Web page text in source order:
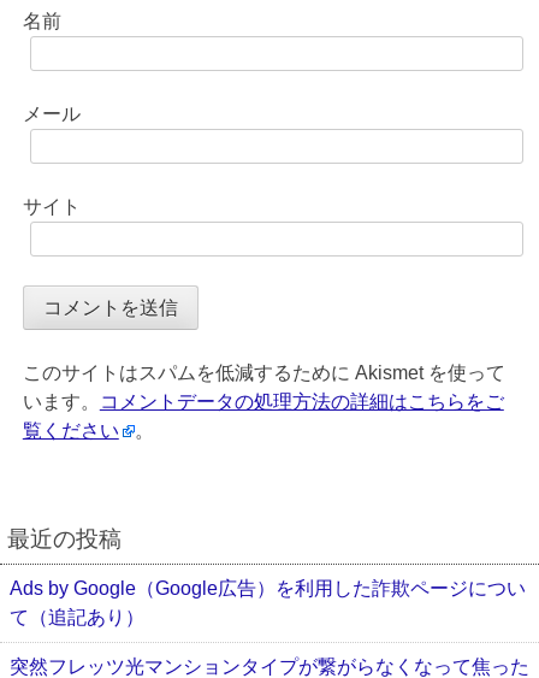
名前
メール
サイト
このサイトはスパムを低減するために Akismet を使って
います。
コメントデータの処理方法の詳細はこちらをご
覧ください
。
最近の投稿
Ads by Google（Google広告）を利用した詐欺ページについ
て（追記あり）
突然フレッツ光マンションタイプが繋がらなくなって焦った